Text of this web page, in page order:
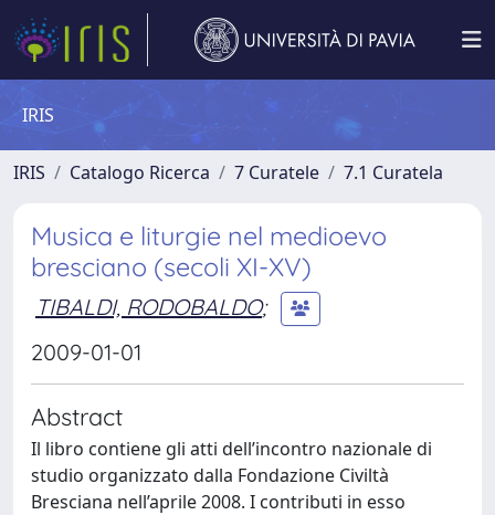
IRIS
IRIS Catalogo Ricerca 7 Curatele 7.1 Curatela
Musica e liturgie nel medioevo
bresciano (secoli XI-XV)
TIBALDI, RODOBALDO;
2009-01-01
Abstract
Il libro contiene gli atti dell’incontro nazionale di
studio organizzato dalla Fondazione Civiltà
Bresciana nell’aprile 2008. I contributi in esso